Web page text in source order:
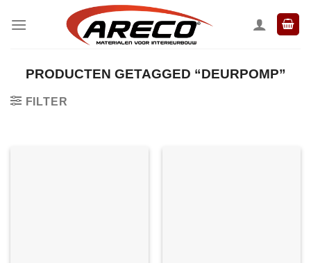
naar
PRODUCTEN GETAGGED “DEURPOMP”
FILTER